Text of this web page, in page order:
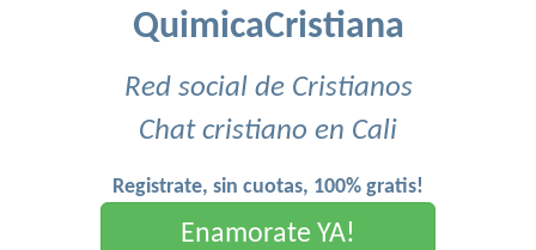
QuimicaCristiana
Red social de Cristianos
Chat cristiano en Cali
Registrate, sin cuotas, 100% gratis!
Enamorate YA!